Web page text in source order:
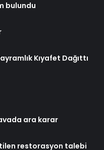
bulundu
Kıyafet Dağıttı
ara karar
restorasyon talebi